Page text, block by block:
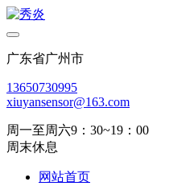
广东省广州市
13650730995
xiuyansensor@163.com
周一至周六9：30~19：00
周末休息
网站首页